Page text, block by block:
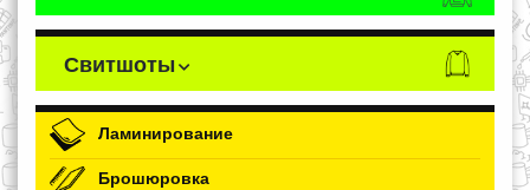
Свитшоты
Ламинирование
Брошюровка